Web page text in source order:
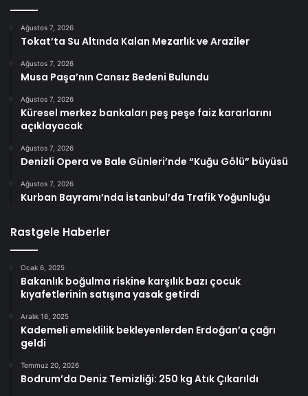
Ağustos 7, 2026
Tokat’ta Su Altında Kalan Mezarlık ve Araziler
Ağustos 7, 2026
Musa Paşa’nın Cansız Bedeni Bulundu
Ağustos 7, 2026
Küresel merkez bankaları peş peşe faiz kararlarını
açıklayacak
Ağustos 7, 2026
Denizli Opera ve Bale Günleri’nde “Kuğu Gölü” büyüsü
Ağustos 7, 2026
Kurban Bayramı’nda İstanbul’da Trafik Yoğunluğu
Rastgele Haberler
Ocak 6, 2025
Bakanlık boğulma riskine karşılık bazı çocuk
kıyafetlerinin satışına yasak getirdi
Aralık 16, 2025
Kademeli emeklilik bekleyenlerden Erdoğan’a çağrı
geldi
Temmuz 20, 2026
Bodrum’da Deniz Temizliği: 250 kg Atık Çıkarıldı